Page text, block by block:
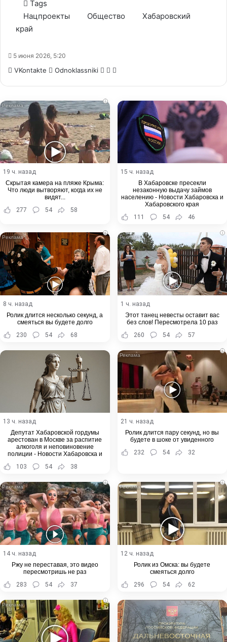
Tags
Нацпроекты
Общество
Хабаровский
край
5 июня 2026, 5:20
VKontakte Odnoklassniki WhatsApp
Telegram
i
19 ч. назад
Скрытая камера на пляже Крыма:
Что люди вытворяют, когда их не
видят...
277
54 58
15 ч. назад
В Хабаровске пресекли
незаконную выдачу займов
населению - Новости Хабаровска и
Хабаровского края
111
54 46
i
8 ч. назад
Ролик длится несколько секунд, а
смеяться вы будете долго
230
54 68
i
1 ч. назад
Этот танец невесты оставит вас
без слов! Пересмотрела 10 раз
260
54 57
13 ч. назад
Депутат Хабаровской гордумы
арестован в Москве за распитие
алкоголя и неповиновение
полиции - Новости Хабаровска и
103 54 38
i
21 ч. назад
Ролик длится пару секунд, но вы
будете в шоке от увиденного
232
54 32
i
14 ч. назад
Ржу не переставая, это видео
пересмотришь не раз
283
54 37
i
12 ч. назад
Ролик из Омска: вы будете
смеяться долго
296
54 62
i